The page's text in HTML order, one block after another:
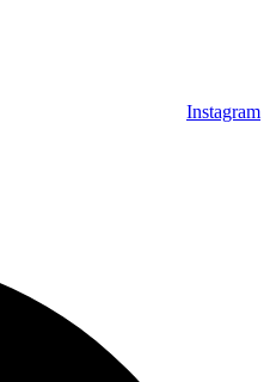
Instagram